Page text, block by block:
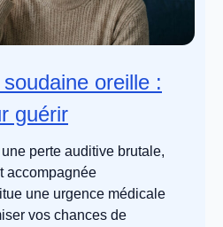
oreille :
guérir
une perte auditive brutale,
accompagnée
une urgence médicale
vos chances de